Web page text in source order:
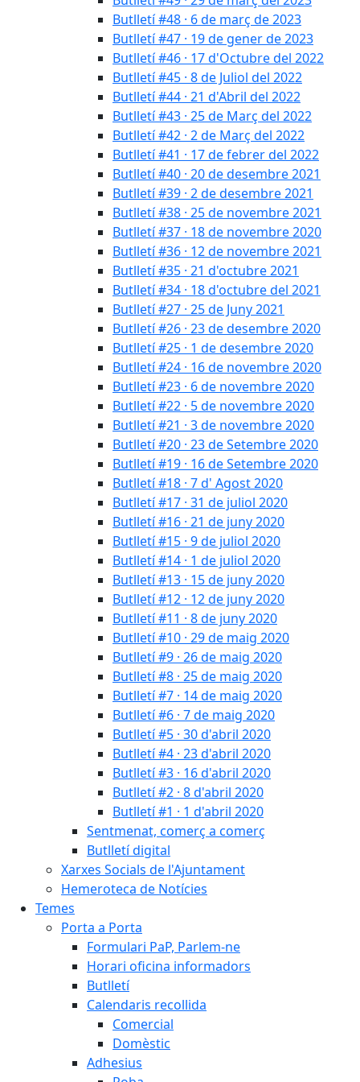
Butlletí #48 · 6 de març de 2023
Butlletí #47 · 19 de gener de 2023
Butlletí #46 · 17 d'Octubre del 2022
Butlletí #45 · 8 de Juliol del 2022
Butlletí #44 · 21 d'Abril del 2022
Butlletí #43 · 25 de Març del 2022
Butlletí #42 · 2 de Març del 2022
Butlletí #41 · 17 de febrer del 2022
Butlletí #40 · 20 de desembre 2021
Butlletí #39 · 2 de desembre 2021
Butlletí #38 · 25 de novembre 2021
Butlletí #37 · 18 de novembre 2020
Butlletí #36 · 12 de novembre 2021
Butlletí #35 · 21 d'octubre 2021
Butlletí #34 · 18 d'octubre del 2021
Butlletí #27 · 25 de Juny 2021
Butlletí #26 · 23 de desembre 2020
Butlletí #25 · 1 de desembre 2020
Butlletí #24 · 16 de novembre 2020
Butlletí #23 · 6 de novembre 2020
Butlletí #22 · 5 de novembre 2020
Butlletí #21 · 3 de novembre 2020
Butlletí #20 · 23 de Setembre 2020
Butlletí #19 · 16 de Setembre 2020
Butlletí #18 · 7 d' Agost 2020
Butlletí #17 · 31 de juliol 2020
Butlletí #16 · 21 de juny 2020
Butlletí #15 · 9 de juliol 2020
Butlletí #14 · 1 de juliol 2020
Butlletí #13 · 15 de juny 2020
Butlletí #12 · 12 de juny 2020
Butlletí #11 · 8 de juny 2020
Butlletí #10 · 29 de maig 2020
Butlletí #9 · 26 de maig 2020
Butlletí #8 · 25 de maig 2020
Butlletí #7 · 14 de maig 2020
Butlletí #6 · 7 de maig 2020
Butlletí #5 · 30 d'abril 2020
Butlletí #4 · 23 d'abril 2020
Butlletí #3 · 16 d'abril 2020
Butlletí #2 · 8 d'abril 2020
Butlletí #1 · 1 d'abril 2020
Sentmenat, comerç a comerç
Butlletí digital
Xarxes Socials de l'Ajuntament
Hemeroteca de Notícies
Temes
Porta a Porta
Formulari PaP, Parlem-ne
Horari oficina informadors
Butlletí
Calendaris recollida
Comercial
Domèstic
Adhesius